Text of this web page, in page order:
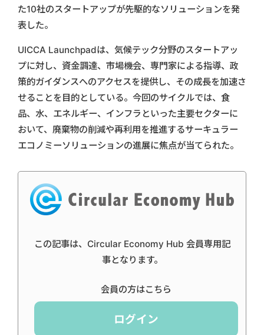
た10社のスタートアップが先駆的なソリューションを発
表した。
UICCA Launchpadは、気候テック分野のスタートアッ
プに対し、資金調達、市場機会、専門家による指導、政
策的ガイダンスへのアクセスを提供し、その成長を加速さ
せることを目的としている。今回のサイクルでは、食
品、水、エネルギー、インフラといった主要セクターに
おいて、廃棄物の削減や再利用を推進するサーキュラー
エコノミーソリューションの進展に焦点が当てられた。
この記事は、Circular Economy Hub 会員専用記
事となります。
会員の方はこちら
ログイン